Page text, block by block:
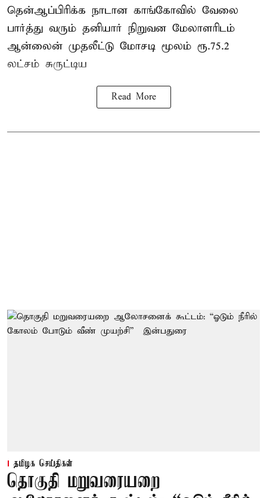
தென்ஆப்பிரிக்க நாடான காங்கோவில் வேலை
பார்த்து வரும் தனியார் நிறுவன மேலாளரிடம்
ஆன்லைன் முதலீட்டு மோசடி மூலம் ரூ.75.2
லட்சம் சுருட்டிய
Read More
தமிழக செய்திகள்
தொகுதி மறுவரையறை